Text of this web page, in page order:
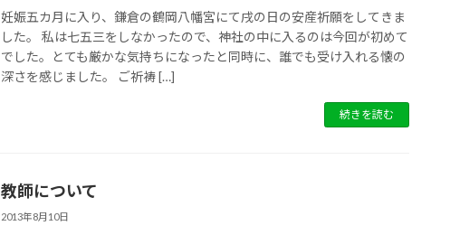
妊娠五カ月に入り、鎌倉の鶴岡八幡宮にて戌の日の安産祈願をしてきま
した。 私は七五三をしなかったので、神社の中に入るのは今回が初めて
でした。とても厳かな気持ちになったと同時に、誰でも受け入れる懐の
深さを感じました。 ご祈祷 […]
続きを読む
教師について
2013年8月10日